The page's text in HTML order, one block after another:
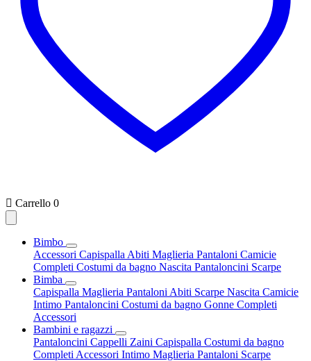
 Carrello 0
Bimbo
Accessori Capispalla Abiti Maglieria Pantaloni Camicie
Completi Costumi da bagno Nascita Pantaloncini Scarpe
Bimba
Capispalla Maglieria Pantaloni Abiti Scarpe Nascita Camicie
Intimo Pantaloncini Costumi da bagno Gonne Completi
Accessori
Bambini e ragazzi
Pantaloncini Cappelli Zaini Capispalla Costumi da bagno
Completi Accessori Intimo Maglieria Pantaloni Scarpe